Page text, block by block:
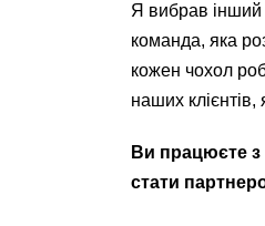
Я вибрав інший
команда, яка
кожен чохол
наших клієнтів,
Ви працюєте
стати